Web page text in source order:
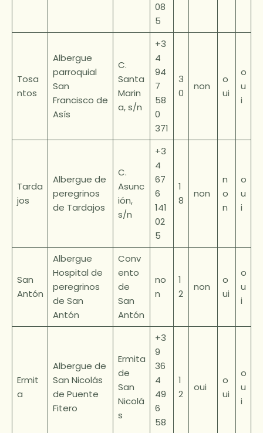
08
5
Tosa
ntos
Albergue
parroquial
San
Francisco de
Asís
C.
Santa
Marin
a, s/n
+3
4
94
7
58
0
371
3
0
non
o
ui
o
u
i
Tarda
jos
Albergue de
peregrinos
de Tardajos
C.
Asunc
ión,
s/n
+3
4
67
6
141
02
5
1
8
non
n
o
n
o
u
i
San
Antón
Albergue
Hospital de
peregrinos
de San
Antón
Conv
ento
de
San
Antón
no
n
1
2
non
o
ui
o
u
i
Ermit
a
Albergue de
San Nicolás
de Puente
Fitero
Ermita
de
San
Nicolá
s
+3
9
36
4
49
6
58
1
2
oui
o
ui
o
u
i